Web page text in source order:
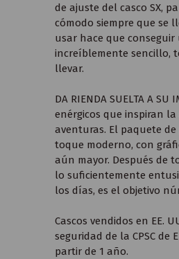
de ajuste del casco SX,
cómodo siempre que se
usar hace que conseguir
increíblemente sencillo,
llevar.
DA RIENDA SUELTA A
enérgicos que inspiran
aventuras. El paquete
toque moderno, con
aún mayor. Después de
lo suficientemente
los días, es el objetivo
Cascos vendidos en EE.
seguridad de la CPSC de
partir de 1 año.